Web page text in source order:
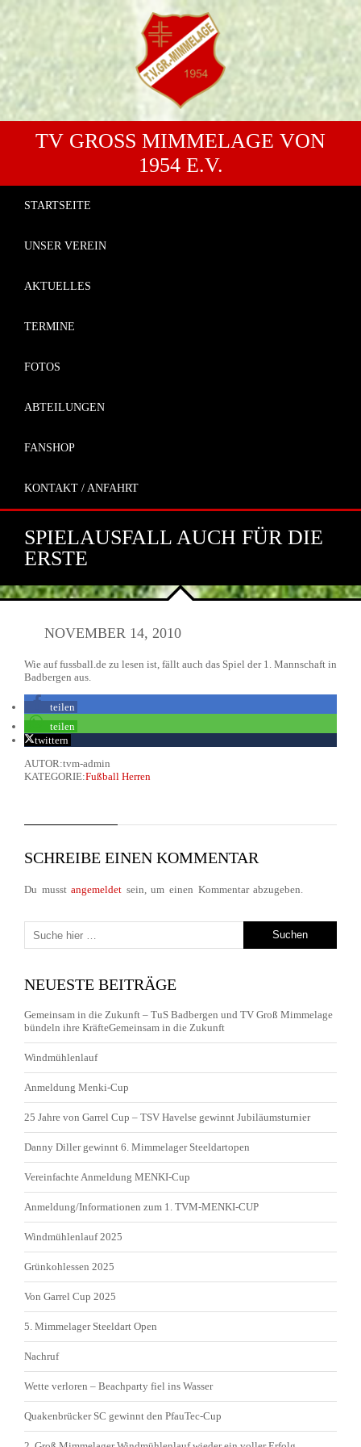
TV GROSS MIMMELAGE VON 1
954 E.V.
STARTSEITE
UNSER VEREIN
AKTUELLES
TERMINE
FOTOS
ABTEILUNGEN
FANSHOP
KONTAKT / ANFAHRT
SPIELAUSFALL AUCH FÜR DIE
ERSTE
NOVEMBER 14, 2010
Wie auf fussball.de zu lesen ist, fällt auch das Spiel der 1. Mannschaft in
Badbergen aus.
teilen
teilen
twittern
AUTOR:tvm-admin
KATEGORIE:Fußball Herren
SCHREIBE EINEN KOMMENTAR
Du musstangemeldet sein, um einen Kommentar abzugeben.
NEUESTE BEITRÄGE
Gemeinsam in die Zukunft – TuS Badbergen und TV Groß Mimmelage
bündeln ihre KräfteGemeinsam in die Zukunft
Windmühlenlauf
Anmeldung Menki-Cup
25 Jahre von Garrel Cup – TSV Havelse gewinnt Jubiläumsturnier
Danny Diller gewinnt 6. Mimmelager Steeldartopen
Vereinfachte Anmeldung MENKI-Cup
Anmeldung/Informationen zum 1. TVM-MENKI-CUP
Windmühlenlauf 2025
Grünkohlessen 2025
Von Garrel Cup 2025
5. Mimmelager Steeldart Open
Nachruf
Wette verloren – Beachparty fiel ins Wasser
Quakenbrücker SC gewinnt den PfauTec-Cup